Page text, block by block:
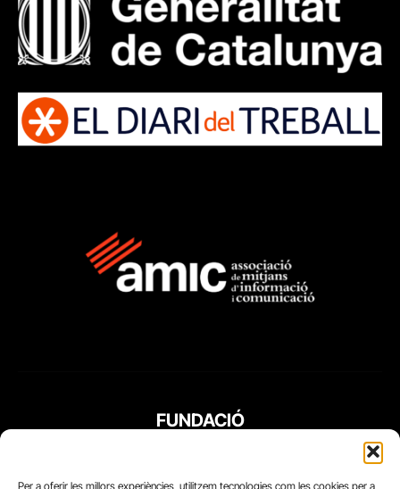
Per a oferir les millors experiències, utilitzem tecnologies com les cookies per a
FUNDACIÓ